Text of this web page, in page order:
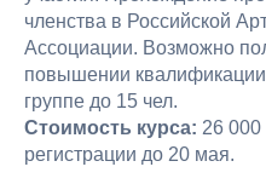
членства в Российской
Ассоциации. Возможно
повышении
группе до 15 чел.
Стоимость курса: 26 000
регистрации до 20 мая.